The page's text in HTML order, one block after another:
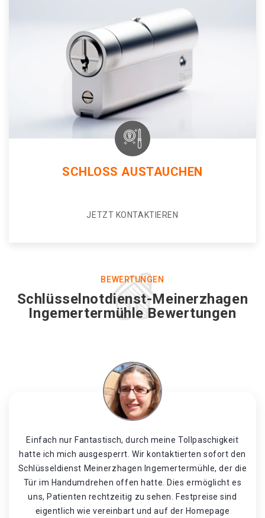
SCHLOSS AUSTAUCHEN
JETZT KONTAKTIEREN
BEWERTUNGEN
Schlüsselnotdienst-Meinerzhagen
Ingemertermühle Bewertungen
Einfach nur Fantastisch, durch meine Tollpaschigkeit
hatte ich mich ausgesperrt. Wir kontaktierten sofort den
Schlüsseldienst Meinerzhagen Ingemertermühle, der die
Tür im Handumdrehen offen hatte. Dies ermöglicht es
uns, Patienten rechtzeitig zu sehen. Festpreise sind
eigentlich wie vereinbart und auf der Homepage